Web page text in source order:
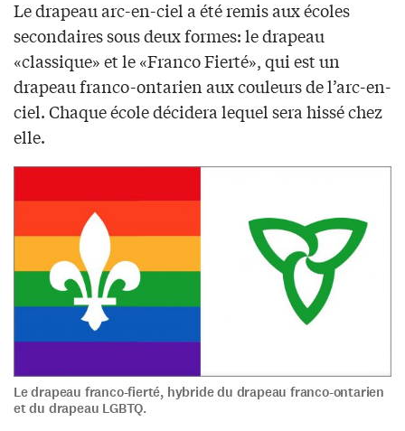
Le drapeau arc-en-ciel a été remis aux écoles
secondaires sous deux formes: le drapeau
«classique» et le «Franco Fierté», qui est un
drapeau franco-ontarien aux couleurs de l’arc-en-
ciel. Chaque école décidera lequel sera hissé chez
elle.
Le drapeau franco-fierté, hybride du drapeau franco-ontarien
et du drapeau LGBTQ.